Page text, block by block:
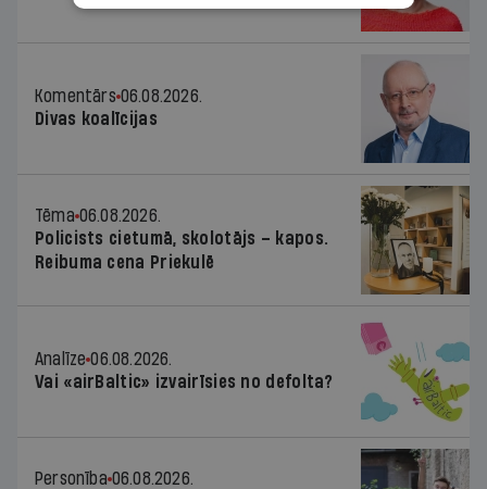
Komentārs 06.08.2026.
Divas koalīcijas
Tēma 06.08.2026.
Policists cietumā, skolotājs – kapos.
Reibuma cena Priekulē
Analīze 06.08.2026.
Vai «airBaltic» izvairīsies no defolta?
Personība 06.08.2026.